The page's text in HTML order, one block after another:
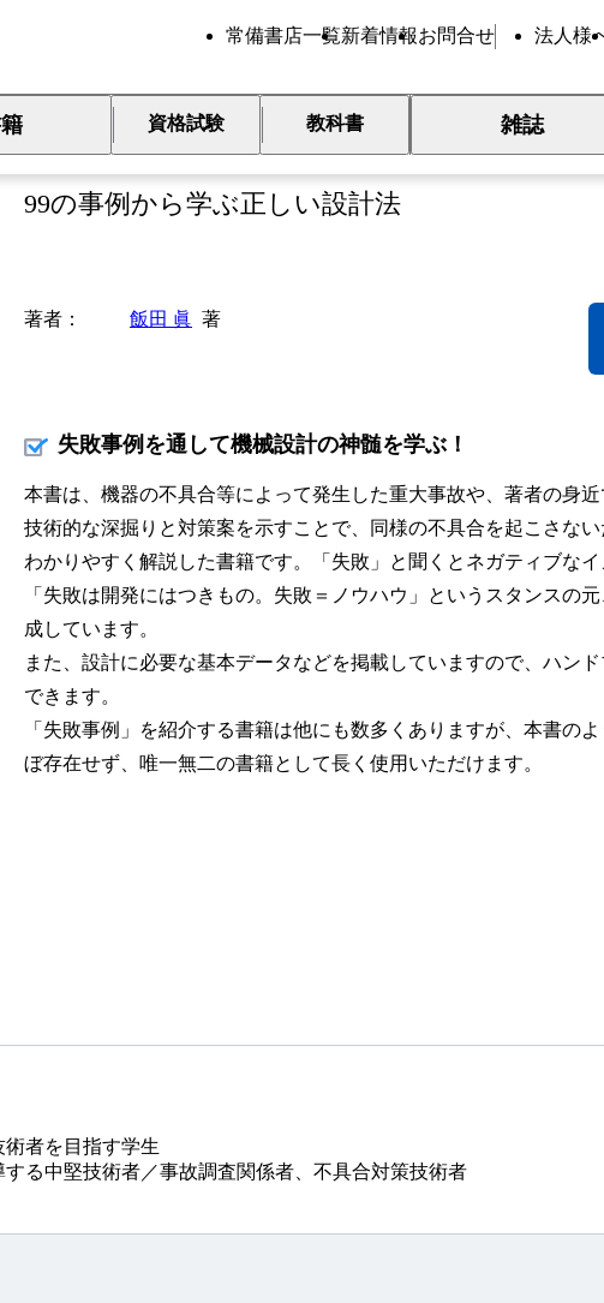
常備書店一覧新着情報お問合せ 法人様
資格試験 教科書 雑誌
機械設計失敗事典
99の事例から学ぶ正しい設計法
著者 飯田 眞 著
失敗事例を通して機械設計の神髄を学ぶ！
本書は、機器の不具合等によって発生した重大事故や、著者の身
技術的な深掘りと対策案を示すことで、同様の不具合を起こさな
わかりやすく解説した書籍です。「失敗」と聞くとネガティブな
「失敗は開発にはつきもの。失敗＝ノウハウ」というスタンスの
成しています。
また、設計に必要な基本データなどを掲載していますので、ハン
できます。
「失敗事例」を紹介する書籍は他にも数多くありますが、本書の
ぼ存在せず、唯一無二の書籍として長く使用いただけます。
者を目指す学生
る中堅技術者／事故調査関係者、不具合対策技術者